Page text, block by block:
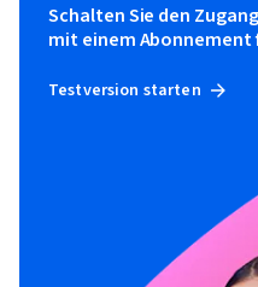
Schalten Sie den
mit einem Abonnement
Testversion starten